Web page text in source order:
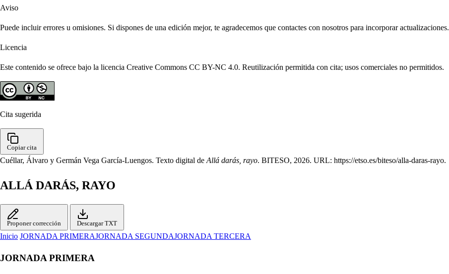
Aviso
Puede incluir errores u omisiones. Si dispones de una edición mejor, te agradecemos que contactes con nosotros para incorporar actualizaciones.
Licencia
Este contenido se ofrece bajo la licencia Creative Commons CC BY-NC 4.0. Reutilización permitida con cita; usos comerciales no permitidos.
Cita sugerida
Copiar cita
Cuéllar, Álvaro y Germán Vega García-Luengos. Texto digital de Allá darás, rayo. BITESO, 2026. URL: https://etso.es/biteso/alla-daras-rayo.
ALLÁ DARÁS, RAYO
Proponer corrección Descargar TXT
Inicio JORNADA PRIMERAJORNADA SEGUNDAJORNADA TERCERA
JORNADA PRIMERA